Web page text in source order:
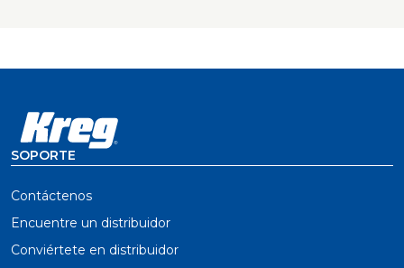
SOPORTE
Contáctenos
Encuentre un distribuidor
Conviértete en distribuidor